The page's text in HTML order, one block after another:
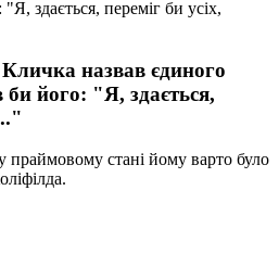
здається, переміг би усіх,
назвав єдиного
би його: "Я, здається,
стані йому варто було